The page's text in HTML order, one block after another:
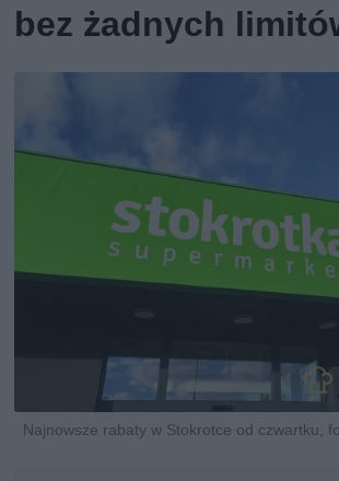
bez żadnych
Najnowsze rabaty w Stokrotce od czwartku,